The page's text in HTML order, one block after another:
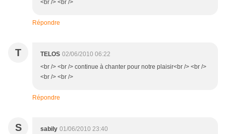
<br /> <br />
Répondre
T TELOS 02/06/2010 06:22
<br /> <br /> continue à chanter pour notre plaisir<br /> <br />
<br /> <br />
Répondre
S sabily 01/06/2010 23:40